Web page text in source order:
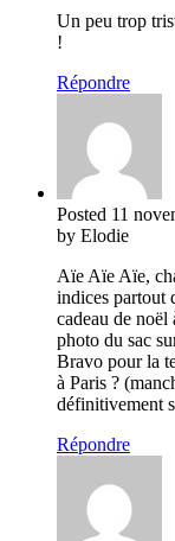
Un peu trop
!
Répondre
Posted 11
by Elodie
Aïe Aïe Aïe,
indices partout
cadeau de
photo du sac
Bravo pour la
à Paris ?
définitivement
Répondre